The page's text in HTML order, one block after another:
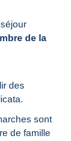
de la
des
sont
de famille